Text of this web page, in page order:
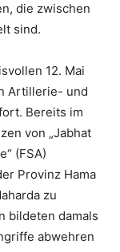
die zwischen
sind.
12. Mai
Artillerie- und
Bereits im
von „Jabhat
(FSA)
Provinz Hama
zu
bildeten damals
abwehren